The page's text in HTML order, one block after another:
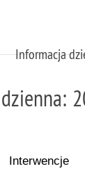
Informacja
Interwencje